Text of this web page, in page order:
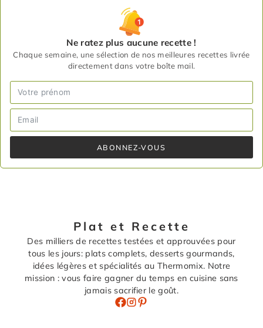
Ne ratez plus aucune recette !
Chaque semaine, une sélection de nos meilleures recettes livrée
directement dans votre boîte mail.
ABONNEZ-VOUS
Plat et Recette
Des milliers de recettes testées et approuvées pour
tous les jours: plats complets, desserts gourmands,
idées légères et spécialités au Thermomix. Notre
mission : vous faire gagner du temps en cuisine sans
jamais sacrifier le goût.